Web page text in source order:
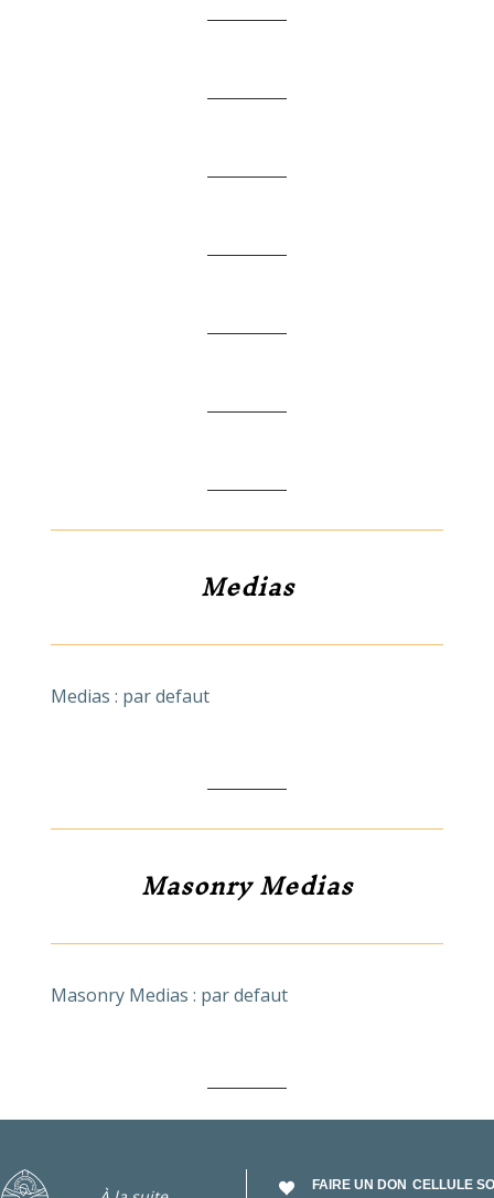
Medias
Medias : par defaut
Masonry Medias
Masonry Medias : par defaut
FAIRE UN DON CELLULE